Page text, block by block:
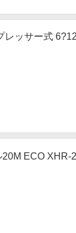
ッサー式
ECO XHR-